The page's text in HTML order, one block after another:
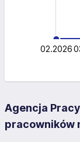
02.2026
Agencja
pracowników